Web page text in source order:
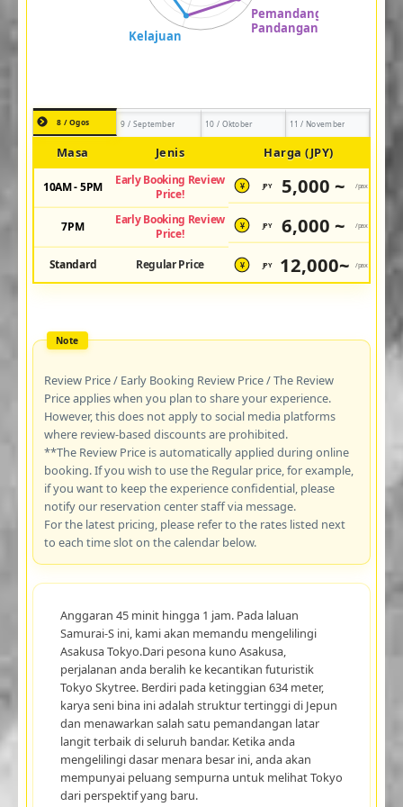
8 / Ogos 9 / September 10 / Oktober 11 / November
Masa Jenis Harga (JPY)
10AM - 5PM
Early Booking Review
Price!
¥ JPY 5,000 ~ /pax
7PM
Early Booking Review
Price!
¥ JPY 6,000 ~ /pax
Standard Regular Price ¥ JPY 12,000~ /pax
Review Price / Early Booking Review Price / The Review
Price applies when you plan to share your experience.
However, this does not apply to social media platforms
where review-based discounts are prohibited.
**The Review Price is automatically applied during online
booking. If you wish to use the Regular price, for example,
if you want to keep the experience confidential, please
notify our reservation center staff via message.
For the latest pricing, please refer to the rates listed next
to each time slot on the calendar below.
Anggaran 45 minit hingga 1 jam. Pada laluan
Samurai-S ini, kami akan memandu mengelilingi
Asakusa Tokyo.Dari pesona kuno Asakusa,
perjalanan anda beralih ke kecantikan futuristik
Tokyo Skytree. Berdiri pada ketinggian 634 meter,
karya seni bina ini adalah struktur tertinggi di Jepun
dan menawarkan salah satu pemandangan latar
langit terbaik di seluruh bandar. Ketika anda
mengelilingi dasar menara besar ini, anda akan
mempunyai peluang sempurna untuk melihat Tokyo
dari perspektif yang baru.